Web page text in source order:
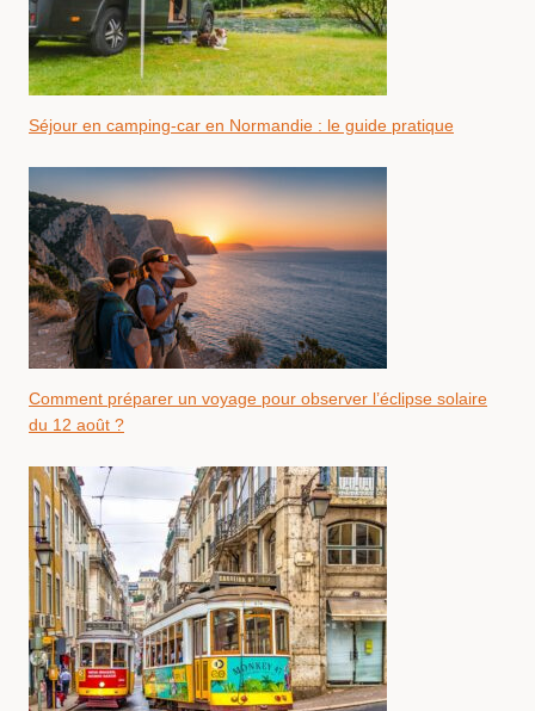
Séjour en camping-car en Normandie : le guide pratique
Comment préparer un voyage pour observer l’éclipse solaire
du 12 août ?